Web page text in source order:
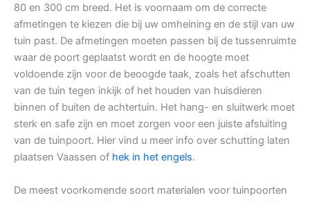
80 en 300 cm breed. Het is voornaam om de correcte
afmetingen te kiezen die bij uw omheining en de stijl van uw
tuin past. De afmetingen moeten passen bij de tussenruimte
waar de poort geplaatst wordt en de hoogte moet
voldoende zijn voor de beoogde taak, zoals het afschutten
van de tuin tegen inkijk of het houden van huisdieren
binnen of buiten de achtertuin. Het hang- en sluitwerk moet
sterk en safe zijn en moet zorgen voor een juiste afsluiting
van de tuinpoort. Hier vind u meer info over schutting laten
plaatsen Vaassen of hek in het engels.
De meest voorkomende soort materialen voor tuinpoorten